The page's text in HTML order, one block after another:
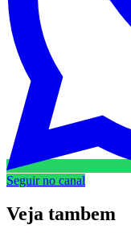
Seguir no canal
Veja tambem